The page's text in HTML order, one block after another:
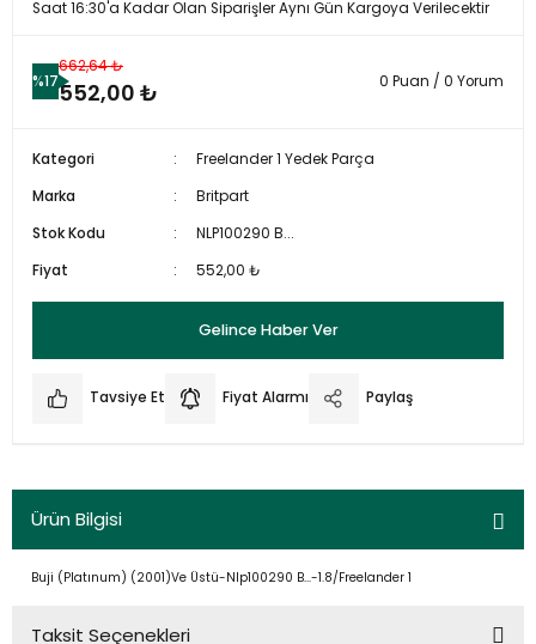
Saat 16:30'a Kadar Olan Siparişler Aynı Gün Kargoya Verilecektir
%17
662,64 ₺
552,00 ₺ 0 Puan / 0 Yorum
Kategori
Freelander 1 Yedek Parça
Marka
Britpart
Stok Kodu
NLP100290 B...
Fiyat
552,00 ₺
Gelince Haber Ver
Tavsiye Et Fiyat Alarmı Paylaş
Ürün Bilgisi
Buji (Platınum) (2001)Ve Üstü-Nlp100290 B...-1.8/Freelander 1
Taksit Seçenekleri